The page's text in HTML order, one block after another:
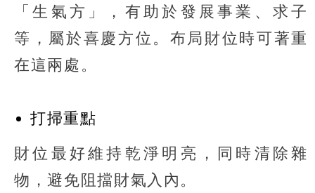
「生氣方」，有助於發展事業、求子
等，屬於喜慶方位。布局財位時可著重
在這兩處。
打掃重點
財位最好維持乾淨明亮，同時清除雜
物，避免阻擋財氣入內。